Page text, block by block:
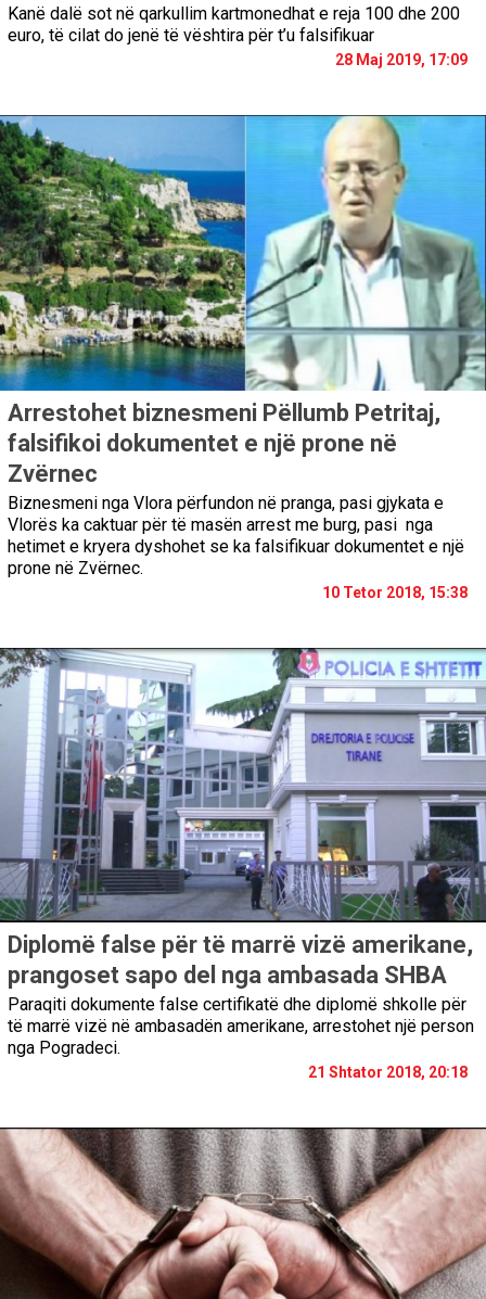
Kanë dalë sot në qarkullim kartmonedhat e reja 100 dhe 200
euro, të cilat do jenë të vështira për t’u falsifikuar
28 Maj 2019, 17:09
Arrestohet biznesmeni Pëllumb Petritaj,
falsifikoi dokumentet e një prone në
Zvërnec
Biznesmeni nga Vlora përfundon në pranga, pasi gjykata e
Vlorës ka caktuar për të masën arrest me burg, pasi nga
hetimet e kryera dyshohet se ka falsifikuar dokumentet e një
prone në Zvërnec.
10 Tetor 2018, 15:38
Diplomë false për të marrë vizë amerikane,
prangoset sapo del nga ambasada SHBA
Paraqiti dokumente false certifikatë dhe diplomë shkolle për
të marrë vizë në ambasadën amerikane, arrestohet një person
nga Pogradeci.
21 Shtator 2018, 20:18